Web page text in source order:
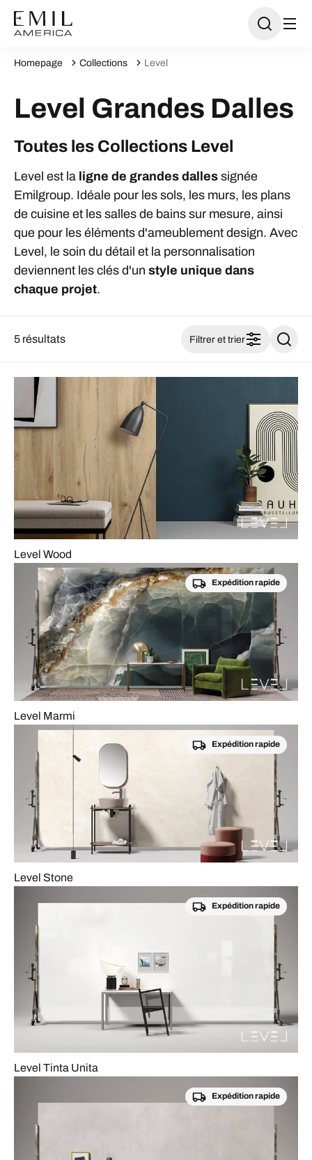
Homepage Collections Level
Level Grandes Dalles
Toutes les Collections Level
Level est la ligne de grandes dalles signée
Emilgroup. Idéale pour les sols, les murs, les plans
de cuisine et les salles de bains sur mesure, ainsi
que pour les éléments d'ameublement design. Avec
Level, le soin du détail et la personnalisation
deviennent les clés d'un style unique dans
chaque projet.
5 résultats Filtrer et trier
Level Wood
Expédition rapide
Level Marmi
Expédition rapide
Level Stone
Expédition rapide
Level Tinta Unita
Expédition rapide